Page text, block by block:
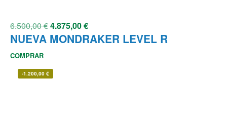
6.500,00€4.875,00€
NUEVA MONDRAKER LEVEL R
COMPRAR
-1.200,00 €